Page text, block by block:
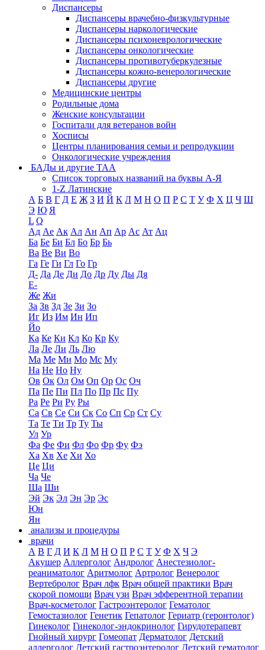
Диспансеры
Диспансеры врачебно-физкультурные
Диспансеры наркологические
Диспансеры психоневрологические
Диспансеры онкологические
Диспансеры противотуберкулезные
Диспансеры кожно-венерологические
Диспансеры другие
Медицинские центры
Родильные дома
Женские консультации
Госпитали для ветеранов войн
Хосписы
Центры планирования семьи и репродукции
Онкологические учреждения
БАДы и другие ТАА
Список торговых названий на буквы А-Я
1-Z Латинские
А Б В Г Д Е Ж З И Й К Л М Н О П Р С Т У Ф Х Ц Ч Ш
Э Ю Я
L Q
Ад Ае Ак Ал Ан Ап Ар Ас Ат Ац
Ба Бе Би Бл Бо Бр Бь
Ва Ве Ви Во
Га Ге Ги Гл Го Гр
Д- Да Де Ди До Др Ду Ды Дя
Е-
Же Жи
За Зв Зд Зе Зи Зо
Иг Из Им Ин Ип
Йо
Ка Ке Ки Кл Ко Кр Ку
Ла Ле Ли Ль Лю
Ма Ме Ми Мо Мс Му
На Не Но Ну
Ов Ок Ол Ом Оп Ор Ос Оч
Па Пе Пи Пл По Пр Пс Пу
Ра Ре Ри Ру Ры
Са Св Се Си Ск Со Сп Ср Ст Су
Та Те Ти Тр Ту Ты
Ул Ур
Фа Фе Фи Фл Фо Фр Фу Фэ
Ха Хв Хе Хи Хо
Це Ци
Ча Че
Ша Ши
Эй Эк Эл Эн Эр Эс
Юн
Ян
анализы и процедуры
врачи
А В Г Д И К Л М Н О П Р С Т У Ф Х Ч Э
Акушер Аллерголог Андролог Анестезиолог-
реаниматолог Аритмолог Артролог Венеролог
Вертебролог Врач лфк Врач общей практики Врач
скорой помощи Врач узи Врач эфферентной терапии
Врач-косметолог Гастроэнтеролог Гематолог
Гемостазиолог Генетик Гепатолог Гериатр (геронтолог)
Гинеколог Гинеколог-эндокринолог Гирудотерапевт
Гнойный хирург Гомеопат Дерматолог Детский
аллерголог Детский гастроэнтеролог Детский гематолог